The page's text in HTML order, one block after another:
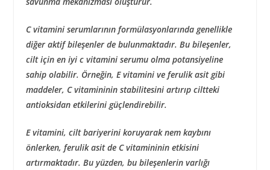
C vitamini serumlarının formülasyonlarında genellikle
diğer aktif bileşenler de bulunmaktadır. Bu bileşenler,
cilt için en iyi c vitamini serumuolma potansiyeline
sahip olabilir. Örneğin, E vitamini ve ferulik asitgibi
maddeler, C vitamininin stabilitesini artırıp ciltteki
antioksidan etkilerini güçlendirebilir.
E vitamini, cilt bariyerini koruyarak nem kaybını
önlerken, ferulik asit de C vitamininin etkisini
artırmaktadır. Bu yüzden, bu bileşenlerin varlığı